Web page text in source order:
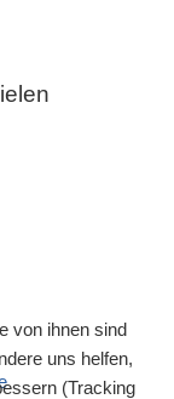
von ihnen sind
uns helfen,
(Tracking